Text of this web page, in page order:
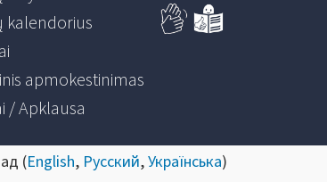
kalendorius
apmokestinimas
/ Apklausa
(English, Русский,Українська)